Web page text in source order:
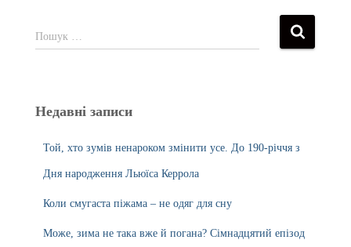
Пошук …
Недавні записи
Той, хто зумів ненароком змінити усе. До 190-річчя з
Дня народження Льюїса Керрола
Коли смугаста піжама – не одяг для сну
Може, зима не така вже й погана? Сімнадцятий епізод